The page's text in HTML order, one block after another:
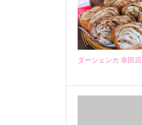
ダーシェンカ 幸田店